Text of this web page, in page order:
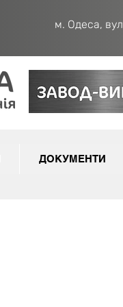
м. Одеса,
ДОКУМЕНТИ